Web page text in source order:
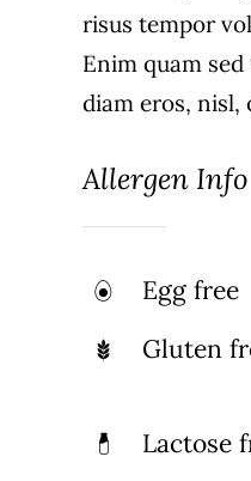
risus tempor
Enim quam
diam eros, nisl,
Allergen Info
Egg free
Gluten
Lactose